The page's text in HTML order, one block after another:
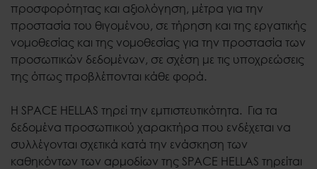
προσφορότητας και αξιολόγηση, μέτρα για την
προστασία του θιγομένου, σε τήρηση και της εργατικής
νομοθεσίας και της νομοθεσίας για την προστασία των
προσωπικών δεδομένων, σε σχέση με τις υποχρεώσεις
της όπως προβλέπονται κάθε φορά.
Η SPACE HELLAS τηρεί την εμπιστευτικότητα. Για τα
δεδομένα προσωπικού χαρακτήρα που ενδέχεται να
συλλέγονται σχετικά κατά την ενάσκηση των
καθηκόντων των αρμοδίων της SPACE HELLAS τηρείται